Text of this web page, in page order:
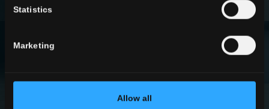
Statistics
Marketing
Allow all